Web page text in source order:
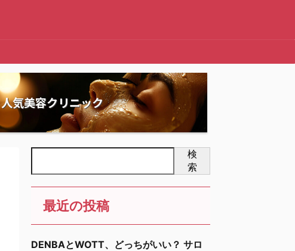
人気美容クリニック
検
索
最近の投稿
DENBAとWOTT、どっちがいい？ サロ